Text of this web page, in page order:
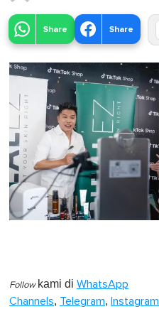
Share Share
Follow kami di WhatsApp
Channels, Telegram, Instagram